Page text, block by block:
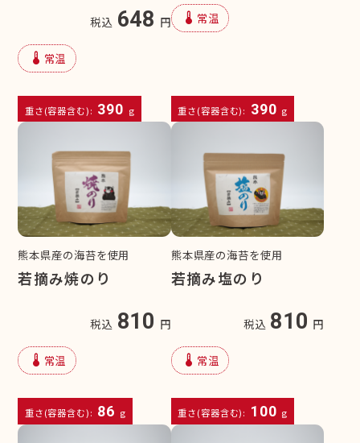
税込 648 円
device_thermostat 常温
重さ(容器含む): 390 g
device_thermostat 常温
重さ(容器含む): 390 g
熊本県産の海苔を使用
若摘み焼のり
税込 810 円
device_thermostat 常温
重さ(容器含む): 86 g
熊本県産の海苔を使用
若摘み塩のり
税込 810 円
device_thermostat 常温
重さ(容器含む): 100 g